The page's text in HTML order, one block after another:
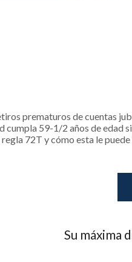
prematuros de cuentas
cumpla 59-1/2 años de edad
72T y cómo esta le
Su máxima